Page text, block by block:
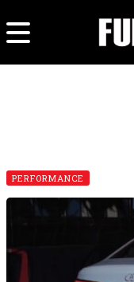
PERFORMANCE